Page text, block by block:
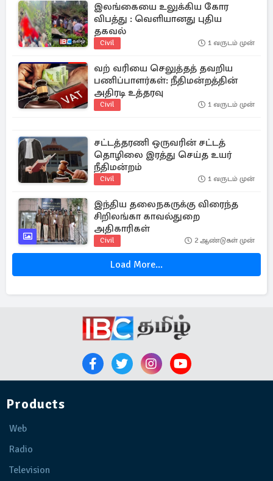
இலங்கையை உலுக்கிய கோர
விபத்து : வெளியானது புதிய
தகவல்
Civil 1 வருடம் முன்
வற் வரியை செலுத்தத் தவறிய
பணிப்பாளர்கள்: நீதிமன்றத்தின்
அதிரடி உத்தரவு
Civil 1 வருடம் முன்
சட்டத்தரணி ஒருவரின் சட்டத்
தொழிலை இரத்து செய்த உயர்
நீதிமன்றம்
Civil 1 வருடம் முன்
இந்திய தலைநகருக்கு விரைந்த
சிறிலங்கா காவல்துறை
அதிகாரிகள்
Civil 2 ஆண்டுகள் முன்
Load More...
Products
Web
Radio
Television